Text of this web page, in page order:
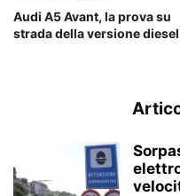
Audi A5 Avant, la prova su
strada della versione diesel